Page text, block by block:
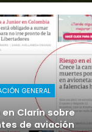
GENERAL
Clarín sobre
de aviación